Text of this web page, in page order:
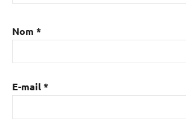
Nom *
E-mail*